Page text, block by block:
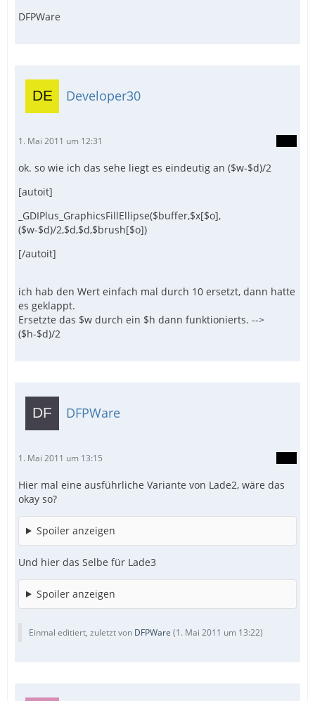
DFPWare
Developer30
1. Mai 2011 um 12:31
ok. so wie ich das sehe liegt es eindeutig an ($w-$d)/2
[autoit]
_GDIPlus_GraphicsFillEllipse($buffer,$x[$o],
($w-$d)/2,$d,$d,$brush[$o])
[/autoit]
ich hab den Wert einfach mal durch 10 ersetzt, dann hatte
es geklappt.
Ersetzte das $w durch ein $h dann funktionierts. -->
($h-$d)/2
DFPWare
1. Mai 2011 um 13:15
Hier mal eine ausführliche Variante von Lade2, wäre das
okay so?
Spoiler anzeigen
Und hier das Selbe für Lade3
Spoiler anzeigen
Einmal editiert, zuletzt von DFPWare (1. Mai 2011 um 13:22)